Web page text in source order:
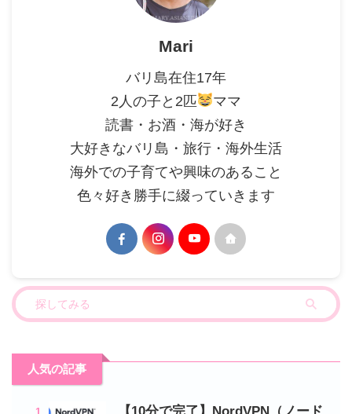
Mari
バリ島在住17年
2人の子と2匹
ママ
読書・お酒・海が好き
大好きなバリ島・旅行・海外生活
海外での子育てや興味のあること
色々好き勝手に綴っていきます
人気の記事
【10分で完了】NordVPN（ノード